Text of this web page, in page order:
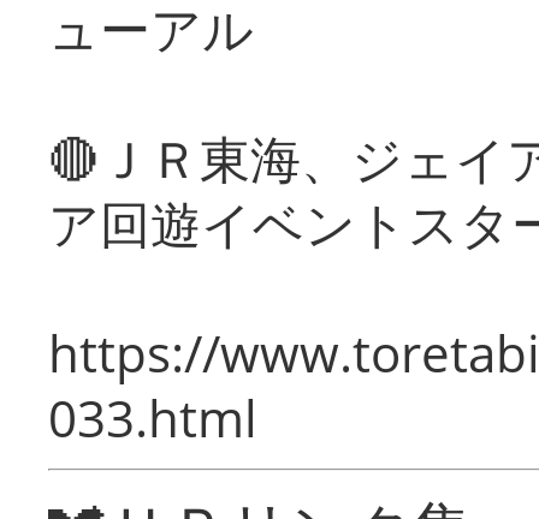
ューアル
🔴ＪＲ東海、ジェイ
ア回遊イベントスタ
https://
033.html